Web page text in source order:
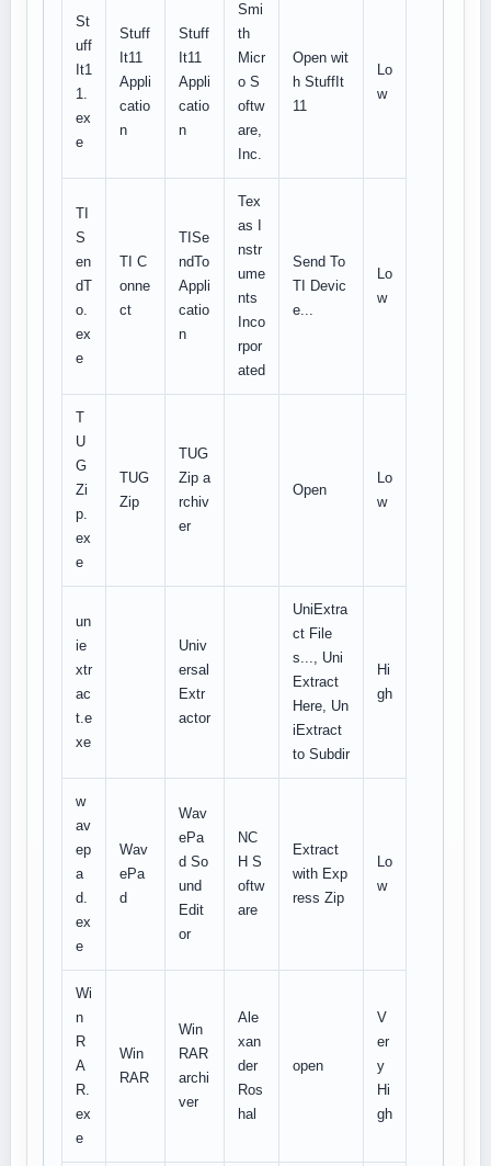
St
uff
It1
1.
ex
e
Stuff
It11
Appli
catio
n
Stuff
It11
Appli
catio
n
Smi
th
Micr
o S
oftw
are,
Inc.
Open wit
h StuffIt
11
Lo
w
TI
S
en
dT
o.
ex
e
TI C
onne
ct
TISe
ndTo
Appli
catio
n
Tex
as I
nstr
ume
nts
Inco
rpor
ated
Send To
TI Devic
e...
Lo
w
T
U
G
Zi
p.
ex
e
TUG
Zip
TUG
Zip a
rchiv
er
Open
Lo
w
un
ie
xtr
ac
t.e
xe
Univ
ersal
Extr
actor
UniExtra
ct File
s..., Uni
Extract
Here, Un
iExtract
to Subdir
Hi
gh
w
av
ep
a
d.
ex
e
Wav
ePa
d
Wav
ePa
d So
und
Edit
or
NC
H S
oftw
are
Extract
with Exp
ress Zip
Lo
w
Wi
n
R
A
R.
ex
e
Win
RAR
Win
RAR
archi
ver
Ale
xan
der
Ros
hal
open
V
er
y
Hi
gh